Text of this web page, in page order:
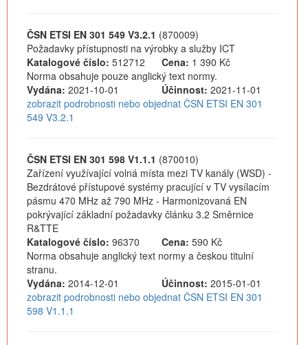
ČSN ETSI EN 301 549 V3.2.1 (870009)
Požadavky přístupnosti na výrobky a služby ICT
Katalogové číslo: 512712 Cena: 1 390 Kč
Norma obsahuje pouze anglický text normy.
Vydána: 2021-10-01 Účinnost: 2021-11-01
zobrazit podrobnosti nebo objednat ČSN ETSI EN 301
549 V3.2.1
ČSN ETSI EN 301 598 V1.1.1 (870010)
Zařízení využívající volná místa mezi TV kanály (WSD) -
Bezdrátové přístupové systémy pracující v TV vysílacím
pásmu 470 MHz až 790 MHz - Harmonizovaná EN
pokrývající základní požadavky článku 3.2 Směrnice
R&TTE
Katalogové číslo: 96370 Cena: 590 Kč
Norma obsahuje anglický text normy a českou titulní
stranu.
Vydána: 2014-12-01 Účinnost: 2015-01-01
zobrazit podrobnosti nebo objednat ČSN ETSI EN 301
598 V1.1.1